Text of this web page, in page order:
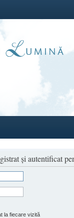
şi autentificat
la fiecare vizită